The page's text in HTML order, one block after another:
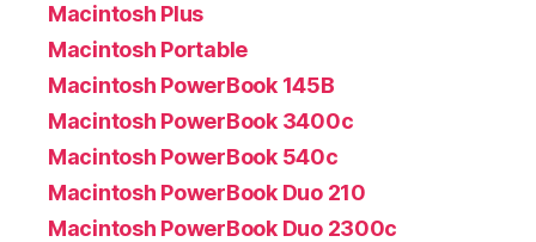
Macintosh Plus
Macintosh Portable
Macintosh PowerBook 145B
Macintosh PowerBook 3400c
Macintosh PowerBook 540c
Macintosh PowerBook Duo 210
Macintosh PowerBook Duo 2300c